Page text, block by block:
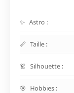
Astro :
Taille :
Silhouette :
Hobbies :